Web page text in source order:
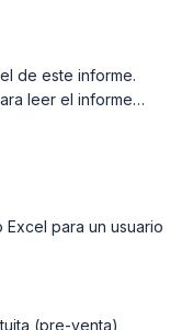
de este informe.
leer el informe
para un usuario
(pre-venta)